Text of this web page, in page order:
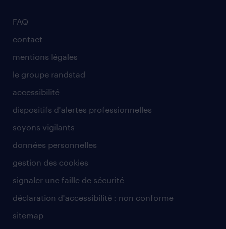
FAQ
contact
mentions légales
le groupe randstad
accessibilité
dispositifs d'alertes professionnelles
soyons vigilants
données personnelles
gestion des cookies
signaler une faille de sécurité
déclaration d'accessibilité : non conforme
sitemap